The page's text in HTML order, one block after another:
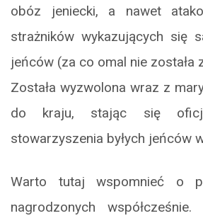
obóz jeniecki, a nawet
strażników wykazujących się
jeńców (za co omal nie została
Została wyzwolona wraz z
do kraju, stając się
stowarzyszenia byłych jeńców
Warto tutaj wspomnieć o
nagrodzonych